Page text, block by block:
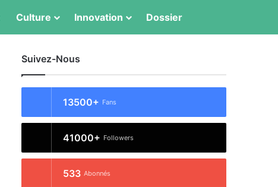
Culture Innovation Dossier
Suivez-Nous
13500+ Fans
41000+ Followers
533 Abonnés